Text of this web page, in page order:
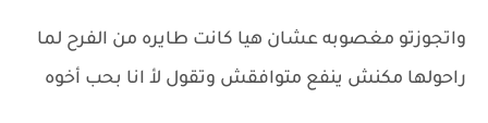
واتجوزتو مغصوبه عشان هيا كانت طايره من الفرح لما
راحولها مكنش ينفع متوافقش وتقول لأ انا بحب أخوه